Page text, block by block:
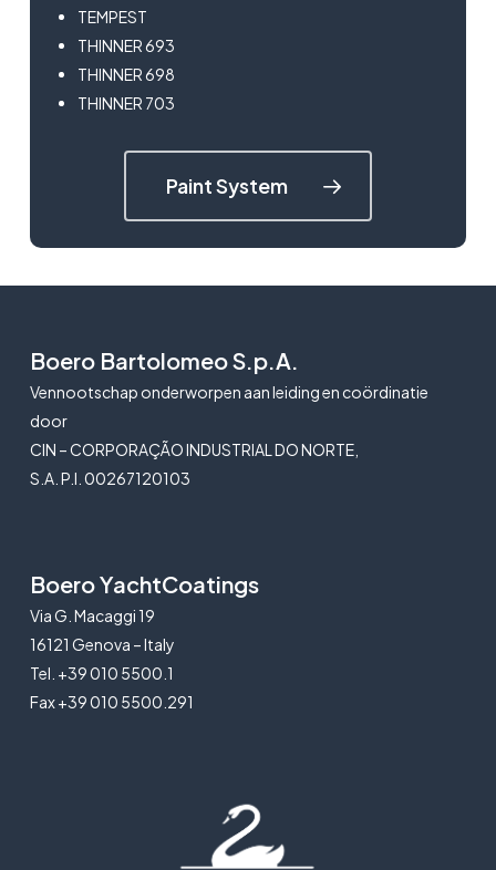
TEMPEST
THINNER 693
THINNER 698
THINNER 703
Paint System
Boero Bartolomeo S.p.A.
Vennootschap onderworpen aan leiding en coördinatie
door
CIN – CORPORAÇÃO INDUSTRIAL DO NORTE,
S.A. P.I. 00267120103
Boero YachtCoatings
Via G. Macaggi 19
16121 Genova – Italy
Tel. +39 010 5500.1
Fax +39 010 5500.291